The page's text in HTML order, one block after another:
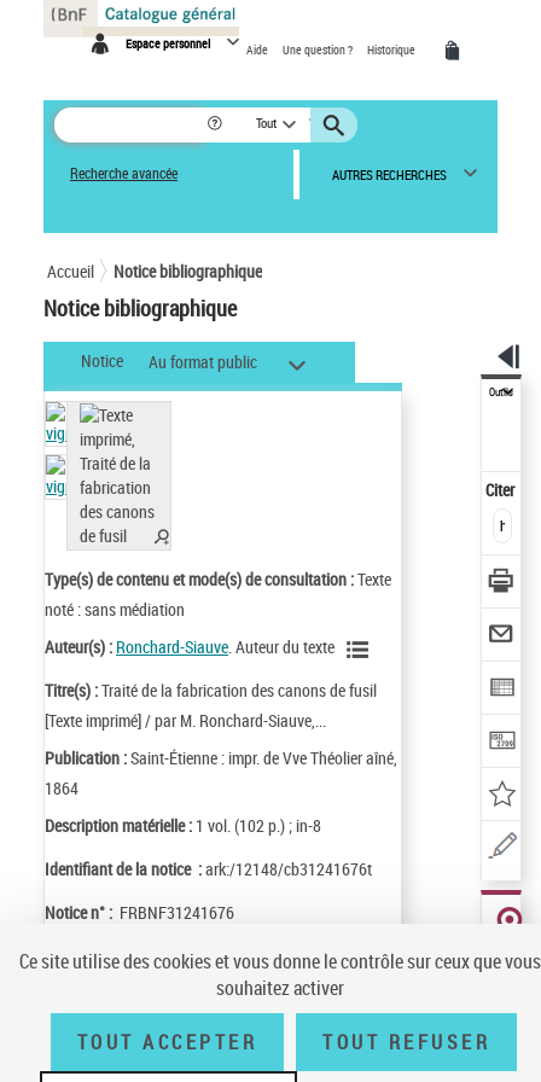
Espace personnel Aide Une question ? Historique
Tout
Recherche avancée AUTRES RECHERCHES
Accueil Notice bibliographique
Notice bibliographique
Notice Au format public
Type(s) de contenu et mode(s) de consultation :Texte
noté : sans médiation
Auteur(s) : Ronchard-Siauve. Auteur du texte
Titre(s) :Traité de la fabrication des canons de fusil
[Texte imprimé] / par M. Ronchard-Siauve,...
Publication :Saint-Étienne : impr. de Vve Théolier aîné,
1864
Description matérielle : 1 vol. (102 p.) ; in-8
Identifiant de la notice :ark:/12148/cb31241676t
Notice n° : FRBNF31241676
Outils
Citer
CE
Conditions générales d'utilisation | Plan du site
Écrire à la
BnF | Accessibilité (non conforme) | V 23.1.0
Panneau de gestion des cookies
Ce site utilise des cookies et vous donne le contrôle sur ceux que vous
souhaitez activer
TOUT ACCEPTER TOUT REFUSER